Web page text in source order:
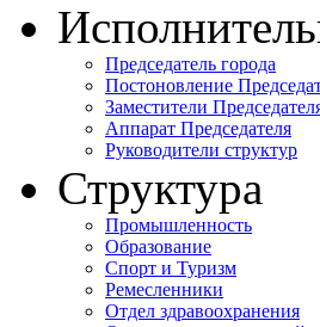
Председатель города
Постоновление
Заместители
Аппарат Председателя
Руководители структур
Структура
Промышленность
Образование
Спорт и Туризм
Ремесленники
Отдел здравоохранения